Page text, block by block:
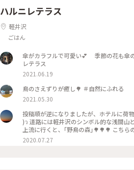
ハルニレテラス
軽井沢
ごはん
傘がカラフルで可愛い💕 季節の花も傘の中にアレンジしてある〜
レテラス
2021.06.19
鳥のさえずりが癒し🌳 ＃自然にふれる
2021.05.30
投稿順が逆になりましたが、ホテルに荷
)ว 道路には軽井沢のシンボル的な浅間山と森のデザインマンホール❇️ モグモグタイムは川辺のデッキで✨ この川を
上流に行くと、｢野鳥の森｣🌳🌳🌳 こち
ジターセンター🏡 プログラムにはない鴨たち
涼しげスイーツ #ことりっぷ軽井沢#こ
2020.07.27